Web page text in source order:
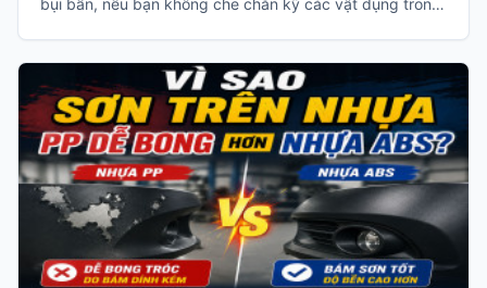
bụi bẩn, nếu bạn không che chắn kỹ các vật dụng trong